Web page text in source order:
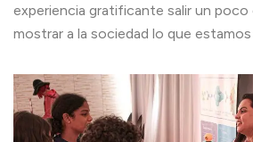
experiencia gratificante salir un poco
mostrar a la sociedad lo que estamos